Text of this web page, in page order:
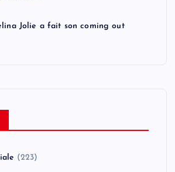
Jolie a fait son coming out
(223)